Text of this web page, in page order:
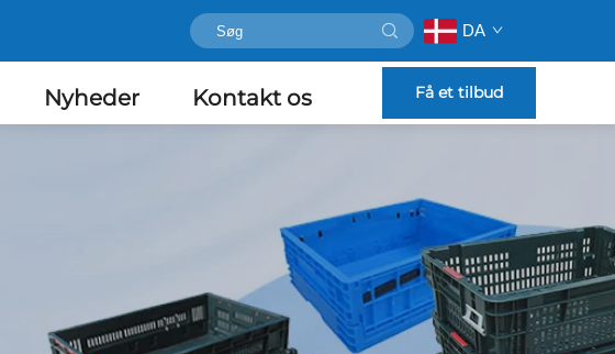
DA
Nyheder Kontakt os Få et tilbud